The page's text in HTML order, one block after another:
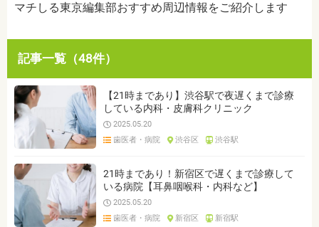
生活
すべて グルメ 美容・健康 歯医者・病院 おでかけ
お役立ち情報
クリア
マチしる東京編集部おすすめ周辺情報をご紹介します
記事一覧（48件）
【21時まであり】渋谷駅で夜遅くまで診療
している内科・皮膚科クリニック
2025.05.20
歯医者・病院
渋谷区 渋谷駅
21時まであり！新宿区で遅くまで診療して
いる病院【耳鼻咽喉科・内科など】
2025.05.20
歯医者・病院
新宿区 新宿駅